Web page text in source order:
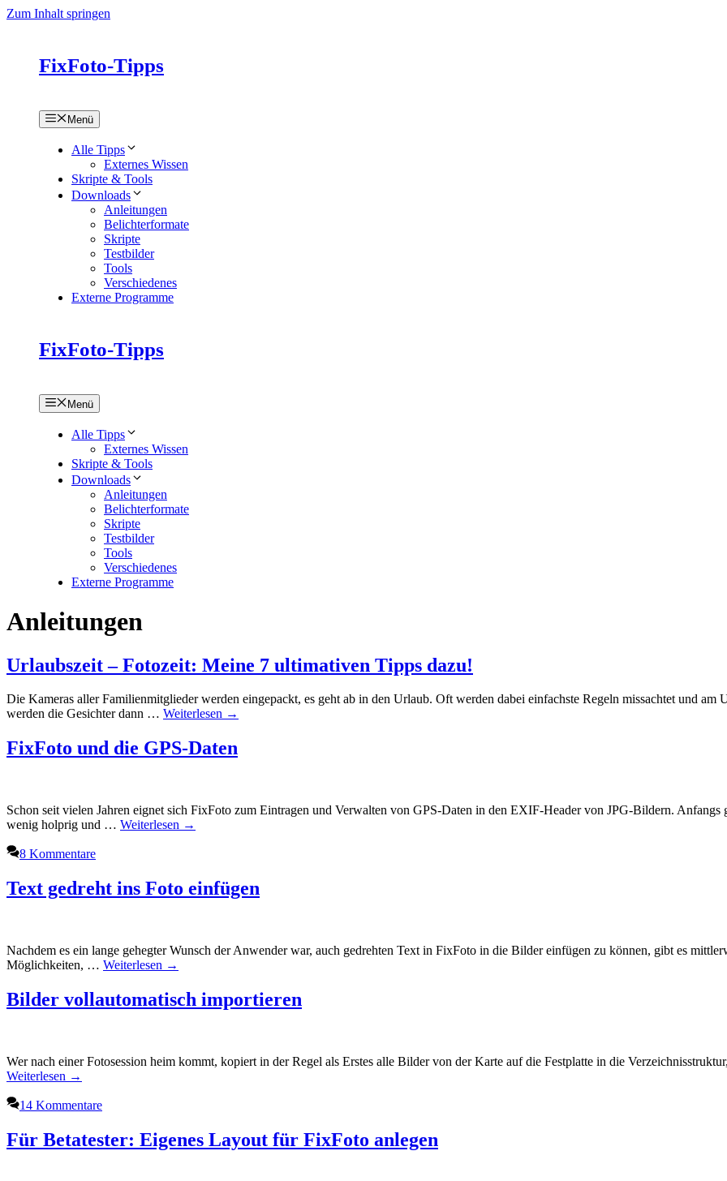
Zum Inhalt springen
FixFoto-Tipps
Menü
Alle Tipps
Externes Wissen
Skripte & Tools
Downloads
Anleitungen
Belichterformate
Skripte
Testbilder
Tools
Verschiedenes
Externe Programme
FixFoto-Tipps
Menü
Alle Tipps
Externes Wissen
Skripte & Tools
Downloads
Anleitungen
Belichterformate
Skripte
Testbilder
Tools
Verschiedenes
Externe Programme
Anleitungen
Urlaubszeit – Fotozeit: Meine 7 ultimativen Tipps dazu!
Die Kameras aller Familienmitglieder werden eingepackt, es geht ab in den Urlaub. Oft werden dabei einfachste Regeln missachtet und am
werden die Gesichter dann … Weiterlesen →
FixFoto und die GPS-Daten
Schon seit vielen Jahren eignet sich FixFoto zum Eintragen und Verwalten von GPS-Daten in den EXIF-Header von JPG-Bildern. Anfangs
wenig holprig und … Weiterlesen →
8 Kommentare
Text gedreht ins Foto einfügen
Nachdem es ein lange gehegter Wunsch der Anwender war, auch gedrehten Text in FixFoto in die Bilder einfügen zu können, gibt es
Möglichkeiten, … Weiterlesen →
Bilder vollautomatisch importieren
Wer nach einer Fotosession heim kommt, kopiert in der Regel als Erstes alle Bilder von der Karte auf die Festplatte in die
Weiterlesen →
14 Kommentare
Für Betatester: Eigenes Layout für FixFoto anlegen